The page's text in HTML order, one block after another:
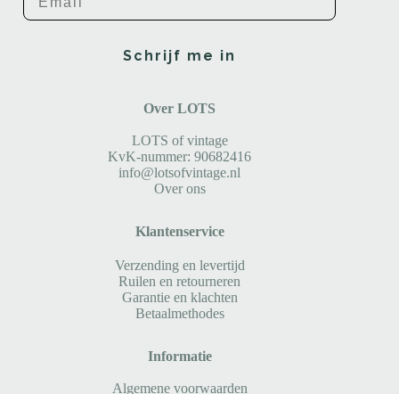
Schrijf me in
Over LOTS
LOTS of vintage
KvK-nummer: 90682416
info@lotsofvintage.nl
Over ons
Klantenservice
Verzending en levertijd
Ruilen en retourneren
Garantie en klachten
Betaalmethodes
Informatie
Algemene voorwaarden